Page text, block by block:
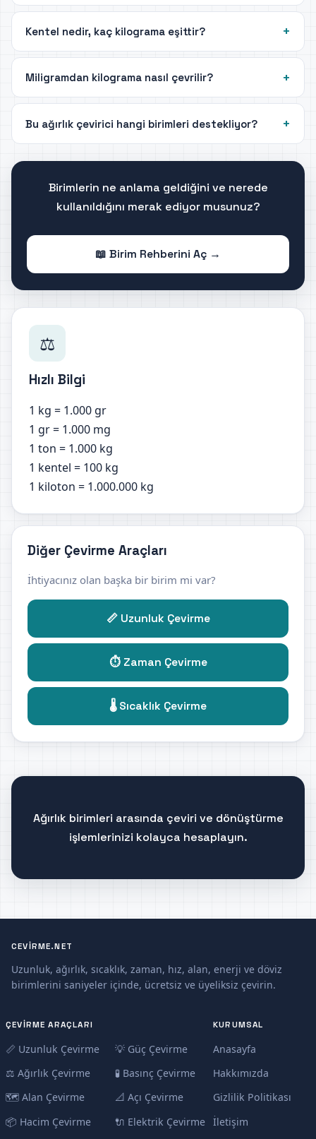
Kentel nedir, kaç kilograma eşittir?
Miligramdan kilograma nasıl çevrilir?
Bu ağırlık çevirici hangi birimleri destekliyor?
Birimlerin ne anlama geldiğini ve nerede
kullanıldığını merak ediyor musunuz?
📖 Birim Rehberini Aç →
⚖️
Hızlı Bilgi
1 kg = 1.000 gr
1 gr = 1.000 mg
1 ton = 1.000 kg
1 kentel = 100 kg
1 kiloton = 1.000.000 kg
Diğer Çevirme Araçları
İhtiyacınız olan başka bir birim mi var?
📏 Uzunluk Çevirme
⏱️ Zaman Çevirme
🌡️ Sıcaklık Çevirme
Ağırlık birimleri arasında çeviri ve dönüştürme
işlemlerinizi kolayca hesaplayın.
CEVIRME.NET
Uzunluk, ağırlık, sıcaklık, zaman, hız, alan, enerji ve döviz
birimlerini saniyeler içinde, ücretsiz ve üyeliksiz çevirin.
ÇEVIRME ARAÇLARI
📏 Uzunluk Çevirme
⚖️ Ağırlık Çevirme
🗺️ Alan Çevirme
📦 Hacim Çevirme
💡 Güç Çevirme
🧪 Basınç Çevirme
📐 Açı Çevirme
🔌 Elektrik Çevirme
KURUMSAL
Anasayfa
Hakkımızda
Gizlilik Politikası
İletişim